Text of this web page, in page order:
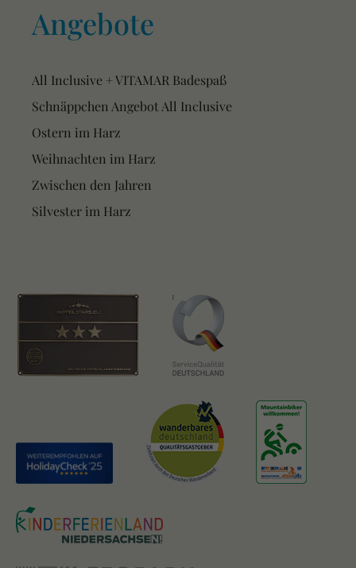
Angebote
All Inclusive + VITAMAR Badespaß
Schnäppchen Angebot All Inclusive
Ostern im Harz
Weihnachten im Harz
Zwischen den Jahren
Silvester im Harz